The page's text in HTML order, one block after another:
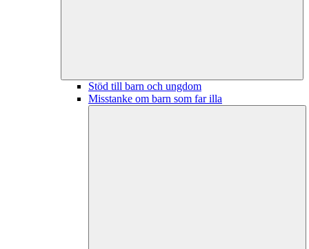
Stöd till barn och ungdom
Misstanke om barn som far illa